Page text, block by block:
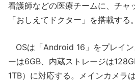
看護師などの医療チームに、チャ
「おしえてドクター」を搭載する。
OSは「Android 16」をプレイン
ーは6GB、内蔵ストレージは
1TB）に対応する。メインカメラ